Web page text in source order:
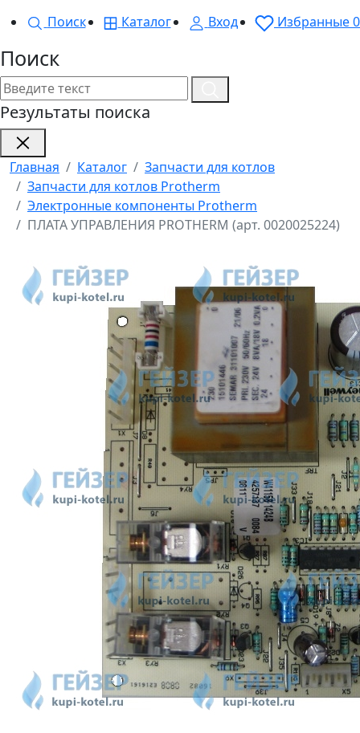
Поиск
Каталог Вход Избранные0
Поиск
Результаты поиска
Главная Каталог
Запчасти для котлов
Запчасти для котлов Protherm
Электронные компоненты Protherm
ПЛАТА УПРАВЛЕНИЯ PROTHERM (арт. 0020025224)